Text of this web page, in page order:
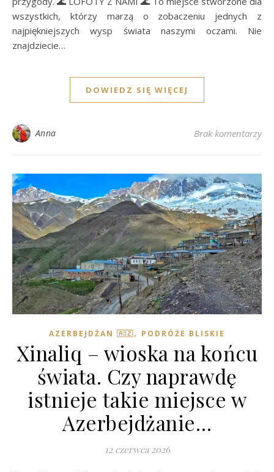
wszystkich, którzy marzą o zobaczeniu jednych z
najpiękniejszych wysp świata naszymi oczami. Nie
znajdziecie…
DOWIEDZ SIĘ WIĘCEJ
Anna Brak komentarzy
AZERBEJDŻAN 🇦🇿, PODRÓŻE BLISKIE
Xinaliq – wioska na końcu
świata. Czy naprawdę
istnieje takie miejsce w
Azerbejdżanie…
12 czerwca 2026